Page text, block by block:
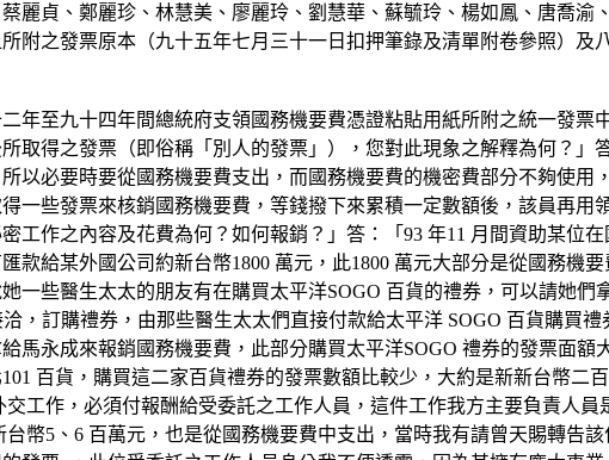
麗貞、鄭麗珍、林慧美、廖麗玲、劉慧華、蘇毓玲、楊如鳳、唐喬渝
附之發票原本（九十五年七月三十一日扣押筆錄及清單附卷參照）及
年至九十四年間總統府支領國務機要費憑證粘貼用紙所附之統一發票
取得之發票（即俗稱「別人的發票」），您對此現象之解釋為何？」
以必要時要從國務機要費支出，而國務機要費的機密費部分不夠使用
一些發票來核銷國務機要費，等錢撥下來累積一定數額後，該員再用
工作之內容及花費為何？如何報銷？」答：「93 年11 月間資助某位
款給某外國公司約新台幣1800 萬元，此1800 萬元大部分是從國務機
一些醫生太太的朋友有在購買太平洋SOGO 百貨的禮券，可以請她們
，訂購禮券，由那些醫生太太們直接付款給太平洋 SOGO 百貨購買
馬永成來報銷國務機要費，此部分購買太平洋SOGO 禮券的發票面
百貨，購買這二家百貨禮券的發票數額比較少，大約是新新台幣二
工作，必須付報酬給受委託之工作人員，這件工作我方主要負責人
幣5、6 百萬元，也是從國務機要費中支出，當時我有請曾天賜轉告